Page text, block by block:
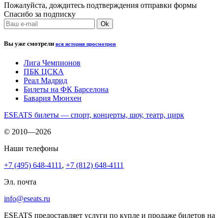
Пожалуйста, дождитесь подтверждения отправки формы
Спасибо за подписку
Вы уже смотрели вся история просмотров
Лига Чемпионов
ПБК ЦСКА
Реал Мадрид
Билеты на ФК Барселона
Бавария Мюнхен
ESEATS билеты — спорт, концерты, шоу, театр, цирк
© 2010—2026
Наши телефоны
+7 (495) 648-4111 , +7 (812) 648-4111
Эл. почта
info@eseats.ru
ESEATS предоставляет услуги по купле и продаже билетов на